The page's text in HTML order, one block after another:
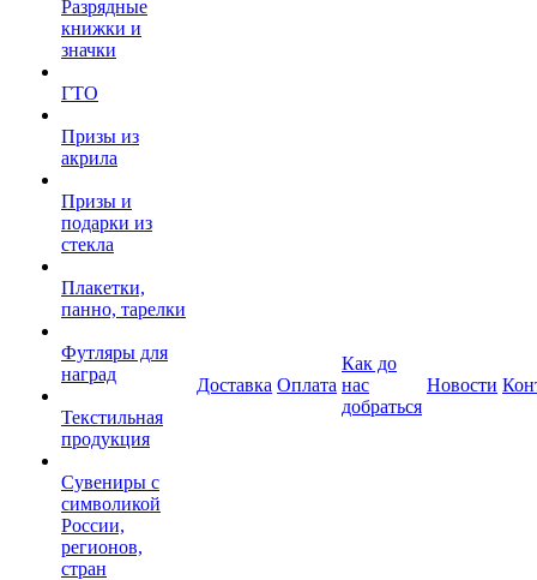
Разрядные
книжки и
значки
ГТО
Призы из
акрила
Призы и
подарки из
стекла
Плакетки,
панно, тарелки
Футляры для
наград
Текстильная
продукция
Сувениры с
символикой
России,
регионов,
стран
Доставка Оплата
Как до
нас
добраться
Новости